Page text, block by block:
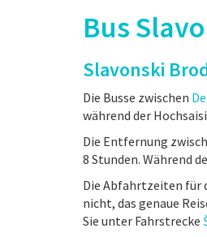
Bus
Slavonski
Die Busse zwischen
während der
Die Entfernung
8 Stunden. Während
Die Abfahrtzeiten für
nicht, das genaue
Sie unter Fahrstrecke